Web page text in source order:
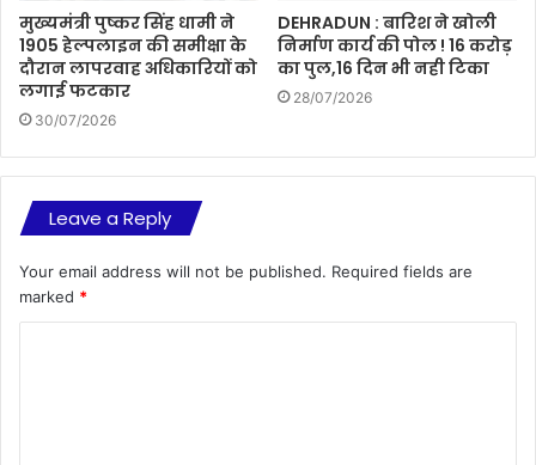
मुख्यमंत्री पुष्कर सिंह धामी ने
1905 हेल्पलाइन की समीक्षा के
दौरान लापरवाह अधिकारियों को
लगाई फटकार
30/07/2026
DEHRADUN : बारिश ने खोली
निर्माण कार्य की पोल ! 16 करोड़
का पुल,16 दिन भी नही टिका
28/07/2026
Leave a Reply
Your email address will not be published. Required fields are
marked *